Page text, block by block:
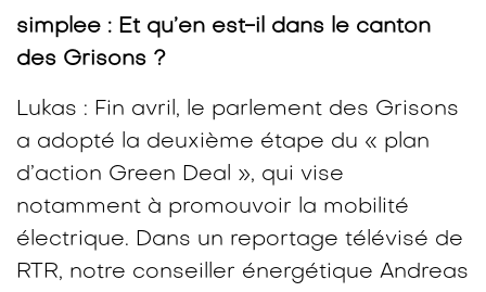
simplee : Et qu’en est-il dans le canton
des Grisons ?
Lukas : Fin avril, le parlement des Grisons
a adopté la deuxième étape du « plan
d’action Green Deal », qui vise
notamment à promouvoir la mobilité
électrique. Dans un reportage télévisé de
RTR, notre conseiller énergétique Andreas